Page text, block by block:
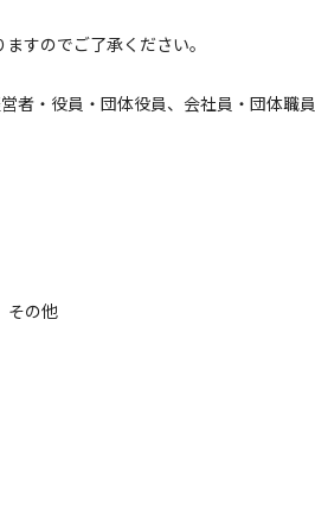
すのでご了承ください。
者・役員・団体役員、会社員・団体職員
その他